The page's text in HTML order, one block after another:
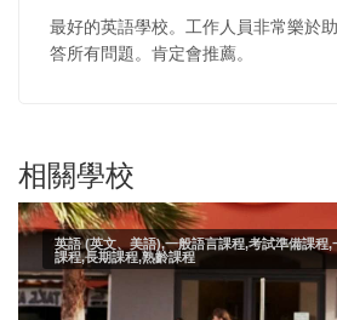
最好的英語學校。工作人員非常樂於
答所有問題。肯定會推薦。
相關學校
英語 (英文、美語),一般語言課程,考試準備課程
課程,長期課程,熟齡課程